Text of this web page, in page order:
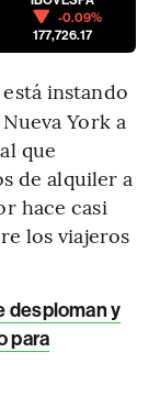
-0.09%
177,726.17
está instando
York a
que
de alquiler a
hace casi
los viajeros
desploman y
para